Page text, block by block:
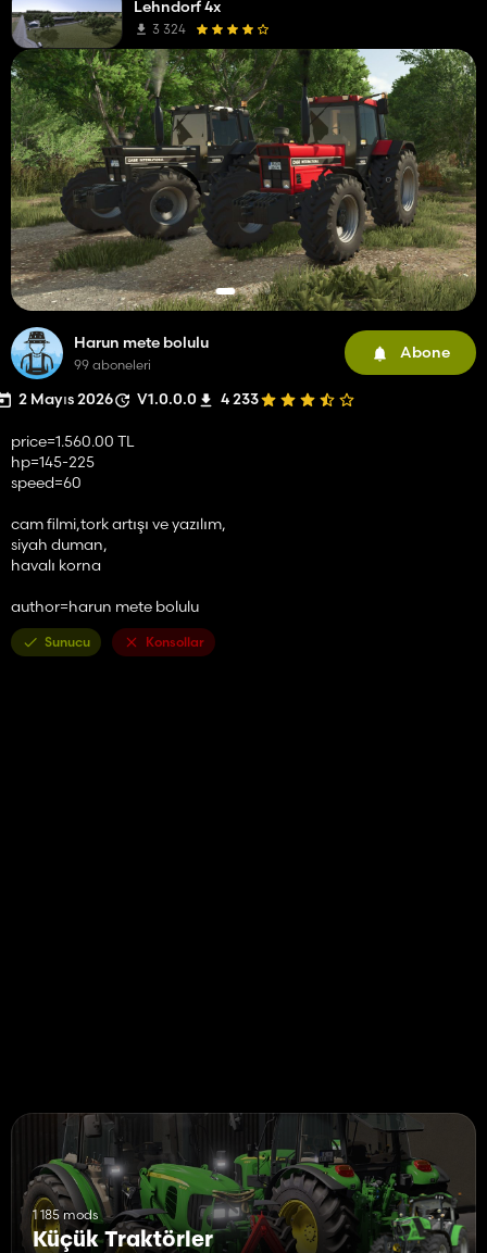
Harun mete bolulu
99 aboneleri
Abone
2 Mayıs 2026 V1.0.0.0 4 233
price=1.560.00 TL
hp=145-225
speed=60
cam filmi,tork artışı ve yazılım,
siyah duman,
havalı korna
author=harun mete bolulu
Sunucu Konsollar
1 185 mods
Küçük Traktörler
Lehndorf 4x
3 324